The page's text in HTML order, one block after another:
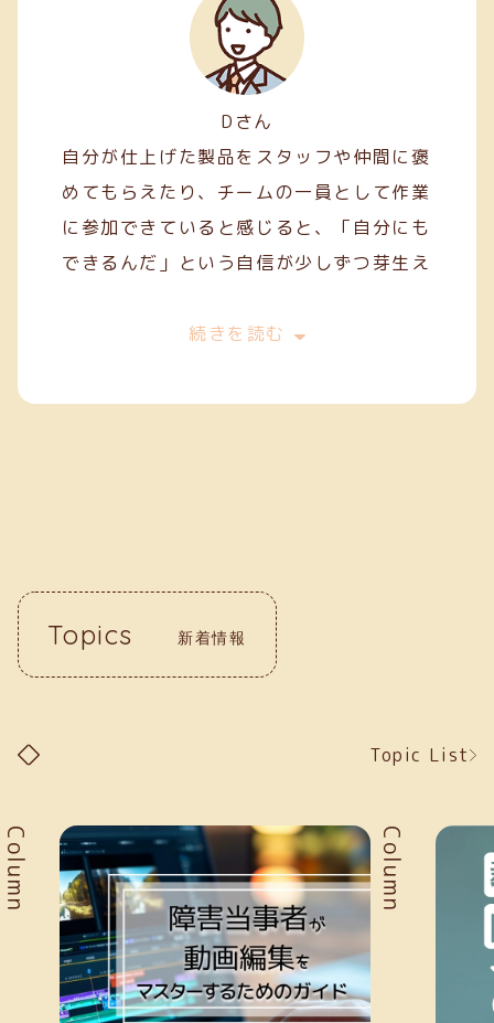
Dさん
自分が仕上げた製品をスタッフや仲間に褒
めてもらえたり、チームの一員として作業
に参加できていると感じると、「自分にも
できるんだ」という自信が少しずつ芽生え
今は、一般就労を目指してスキルを磨きな
す。クリーフでの経験が、自分の「働く
続きを読む
Topics 新着情報
Topic List
Column
新着情報
Column